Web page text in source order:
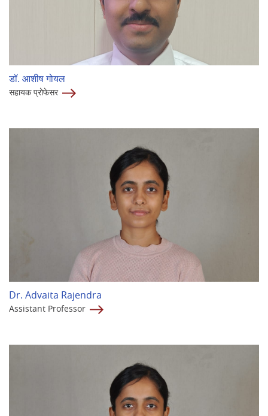
डॉ. आशीष गोयल
सहायक प्रोफेसर
Dr. Advaita Rajendra
Assistant Professor